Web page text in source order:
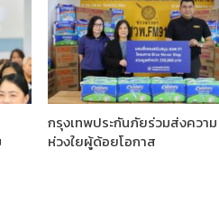
กรุงเทพประกันภัยร่วมส่งความ
ห่วงใยผู้ด้อยโอกาส